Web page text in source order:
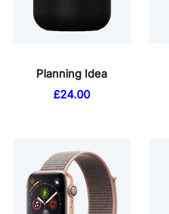
Planning Idea
£24.00